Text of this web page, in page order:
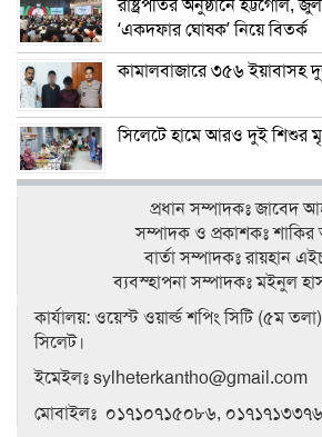
রাষ্ট্রপতির অনুষ্ঠানে হট্টগোল,
‘একদফার ঘোষক’ নিয়ে বিতর্ক
কামালবাজারে ৩৫৬
সিলেটে হামে আরও দুই শিশুর
প্রধান সম্পাদকঃ জাবেদ
সম্পাদক ও প্রকাশকঃ
বার্তা সম্পাদকঃ রায়হান
ব‍্যবস্হাপনা সম্পাদকঃ মইনুল
কার্যালয়: ওয়েস্ট ওয়ার্ল্ড শপিং সিটি (৫ম
সিলেট।
ইমেইলঃ sylheterkantho@gmail.com
মোবাইলঃ ০১৭১০৭১৫০৮৬,